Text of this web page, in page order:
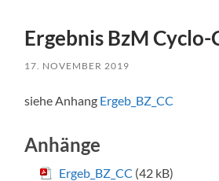
Ergebnis BzM Cyclo-
17. NOVEMBER 2019
siehe Anhang Ergeb_BZ_CC
Anhänge
Ergeb_BZ_CC (42 kB)